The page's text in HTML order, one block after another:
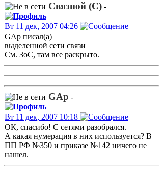
Связной (С) -
Вт 11 дек, 2007 04:26
GAp писал(а)
выделенной сети связи
См. ЗоС, там все раскрыто.
GAp -
Вт 11 дек, 2007 10:18
ОК, спасибо! С сетями разобрался.
А какая нумерация в них используется? В
ПП РФ №350 и приказе №142 ничего не
нашел.